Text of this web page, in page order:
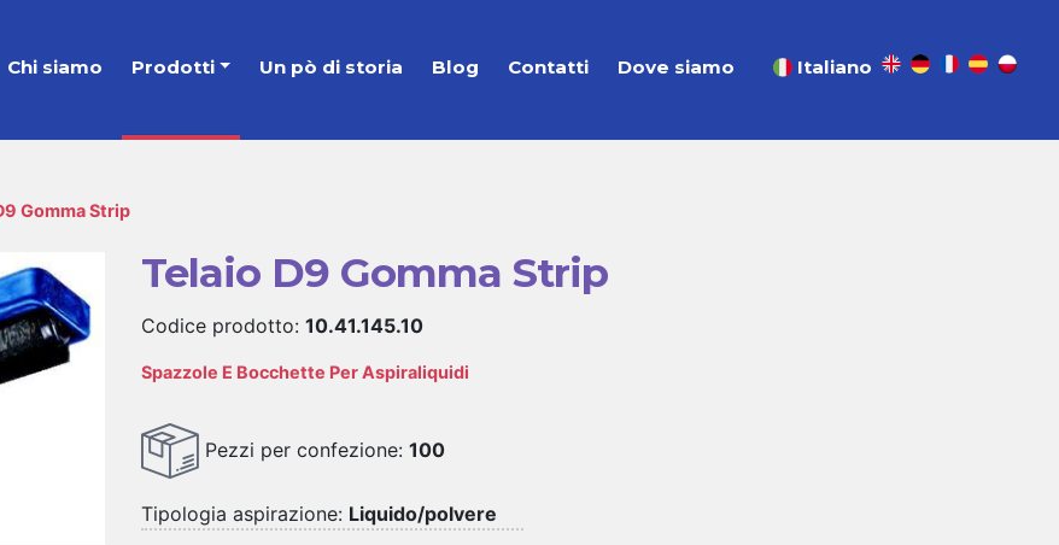
Chi siamo Prodotti Un pò di storia Blog Contatti Dove siamo Italiano
Gomma Strip
Telaio D9 Gomma Strip
Codice prodotto: 10.41.145.10
Spazzole E Bocchette Per Aspiraliquidi
Pezzi per confezione: 100
Tipologia aspirazione: Liquido/polvere